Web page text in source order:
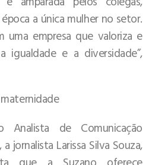
a única mulher no setor.
empresa que valoriza e
igualdade e a diversidade”,
de Comunicação
jornalista Larissa Silva Souza,
que a Suzano oferece